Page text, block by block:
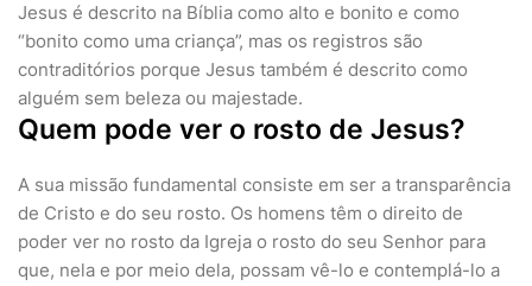
Jesus é descrito na Bíblia como alto e bonito e como
“bonito como uma criança”, mas os registros são
contraditórios porque Jesus também é descrito como
alguém sem beleza ou majestade.
Quem pode ver o rosto de Jesus?
A sua missão fundamental consiste em ser a transparência
de Cristo e do seu rosto. Os homens têm o direito de
poder ver no rosto da Igreja o rosto do seu Senhor para
que, nela e por meio dela, possam vê-lo e contemplá-lo a